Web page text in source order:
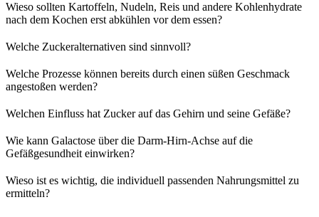
Wieso sollten Kartoffeln, Nudeln, Reis und andere Kohlenhydrate
nach dem Kochen erst abkühlen vor dem essen?
Welche Zuckeralternativen sind sinnvoll?
Welche Prozesse können bereits durch einen süßen Geschmack
angestoßen werden?
Welchen Einfluss hat Zucker auf das Gehirn und seine Gefäße?
Wie kann Galactose über die Darm-Hirn-Achse auf die
Gefäßgesundheit einwirken?
Wieso ist es wichtig, die individuell passenden Nahrungsmittel zu
ermitteln?